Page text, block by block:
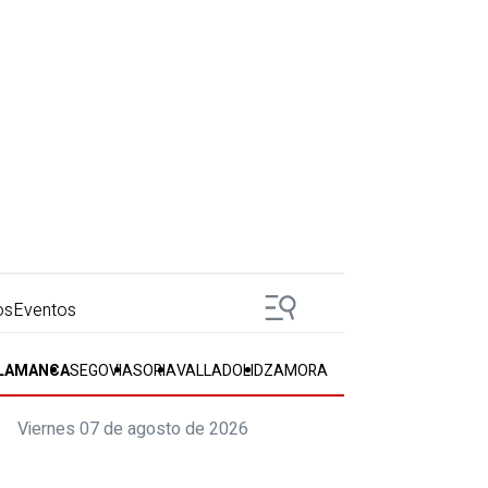
Eventos
SEGOVIASORIAVALLADOLIDZAMORA
Viernes 07 de agosto de 2026